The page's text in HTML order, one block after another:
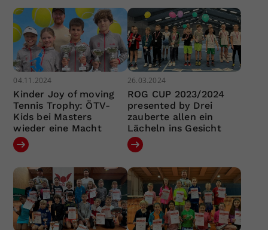
04.11.2024
Kinder Joy of moving
Tennis Trophy: ÖTV-
Kids bei Masters
wieder eine Macht
26.03.2024
ROG CUP 2023/2024
presented by Drei
zauberte allen ein
Lächeln ins Gesicht